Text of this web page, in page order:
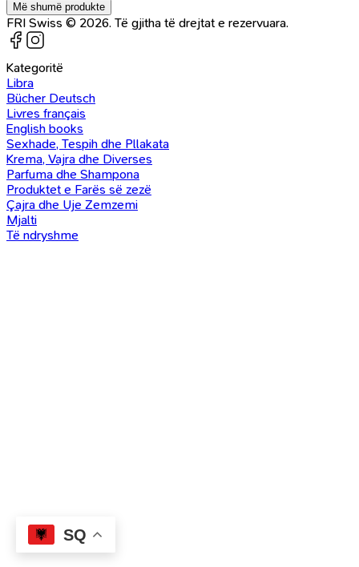
Më shumë produkte
FRI Swiss © 2026. Të gjitha të drejtat e rezervuara.
SQ
Kategoritë
Libra
Bücher Deutsch
Livres français
English books
Sexhade, Tespih dhe Pllakata
Krema, Vajra dhe Diverses
Parfuma dhe Shampona
Produktet e Farës së zezë
Çajra dhe Uje Zemzemi
Mjalti
Të ndryshme